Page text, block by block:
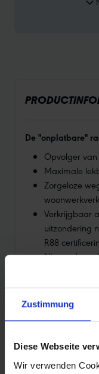
Zustimmung
Diese Webseite
Wir verwenden
De "onplatbare"
Opvolger van
Maximale
Zorgeloze
Verkrijgbaar
uitzondering
R88
Nieuwe